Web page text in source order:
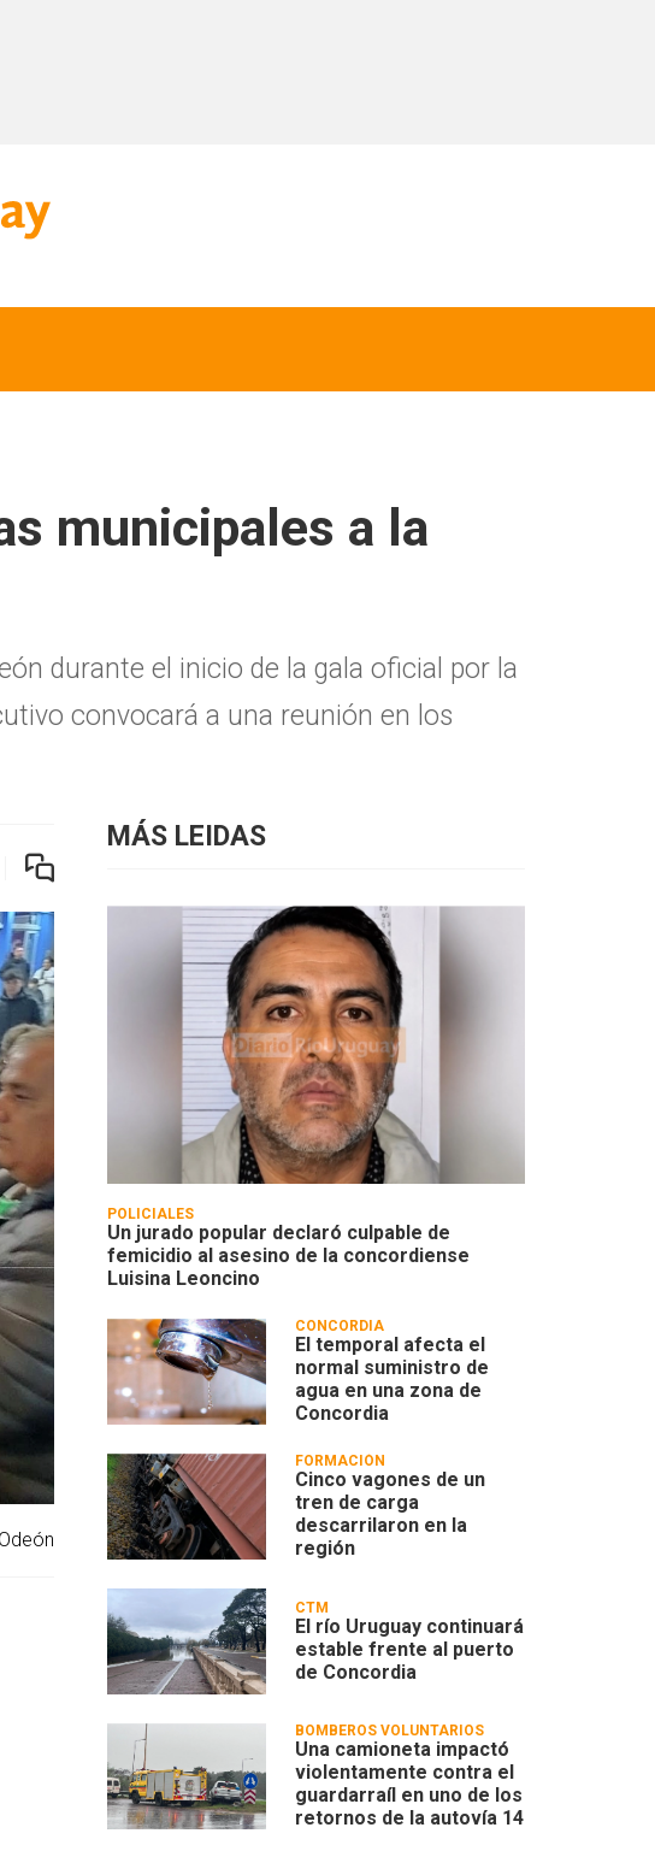
municipales a la
durante el inicio de la gala oficial por la
convocará a una reunión en los
MÁS LEIDAS
POLICIALES
Un jurado popular declaró culpable de
femicidio al asesino de la concordiense
Luisina Leoncino
CONCORDIA
El temporal afecta el
normal suministro de
agua en una zona de
Concordia
FORMACIÓN
Cinco vagones de un
tren de carga
descarrilaron en la
región
CTM
El río Uruguay continuará
estable frente al puerto
de Concordia
BOMBEROS VOLUNTARIOS
Una camioneta impactó
violentamente contra el
guardarraíl en uno de los
retornos de la autovía 14